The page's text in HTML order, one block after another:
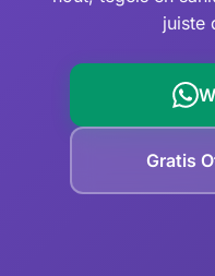
Ontruiming Checklist
Zoetermeer
juiste
Gratis